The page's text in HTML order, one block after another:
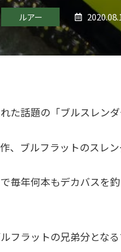
ルアー
た話題の「ブルスレン
、ブルフラットのスレ
毎年何本もデカバスを
フラットの兄弟分とな